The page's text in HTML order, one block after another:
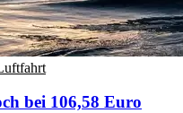
bei 106,58 Euro